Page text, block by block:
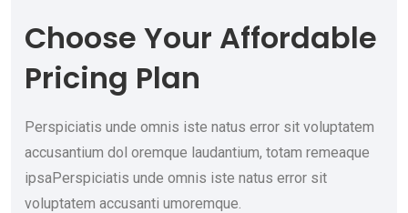
Choose Your Affordable
Pricing Plan
Perspiciatis unde omnis iste natus error sit voluptatem
accusantium dol oremque laudantium, totam remeaque
ipsaPerspiciatis unde omnis iste natus error sit
voluptatem accusanti umoremque.